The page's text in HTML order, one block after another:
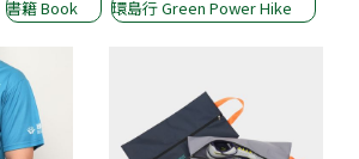
書籍 Book 環島行 Green Power Hike